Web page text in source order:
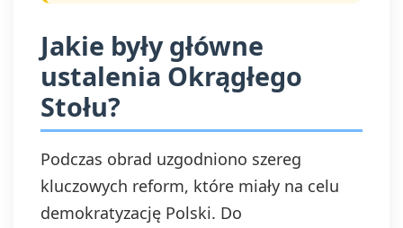
Jakie były główne
ustalenia Okrągłego
Stołu?
Podczas obrad uzgodniono szereg
kluczowych reform, które miały na celu
demokratyzację Polski. Do